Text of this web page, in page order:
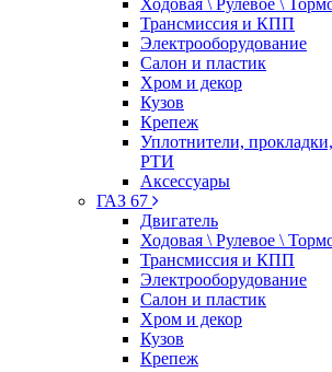
Ходовая \ Рулевое \
Трансмиссия и КПП
Электрооборудование
Салон и пластик
Хром и декор
Кузов
Крепеж
Уплотнители,
РТИ
Аксессуары
ГАЗ 67
Двигатель
Ходовая \ Рулевое \
Трансмиссия и КПП
Электрооборудование
Салон и пластик
Хром и декор
Кузов
Крепеж